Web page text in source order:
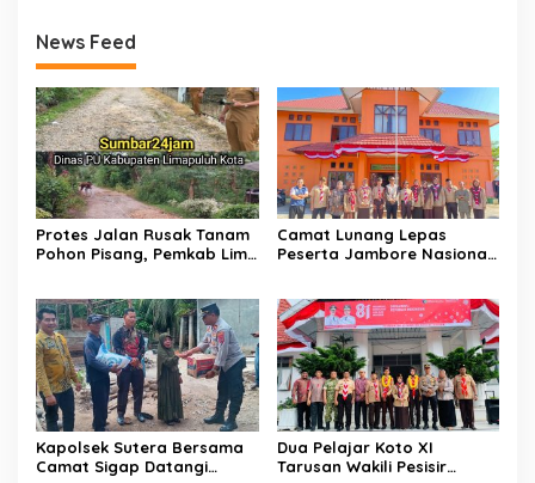
News Feed
Protes Jalan Rusak Tanam
Pohon Pisang, Pemkab Lima
Direalisasikan
Camat Lunang Lepas
Peserta Jambore Nasional
Kapolsek Sutera Bersama
Camat Sigap Datangi
Dua Pelajar Koto XI
Tarusan Wakili Pesisir